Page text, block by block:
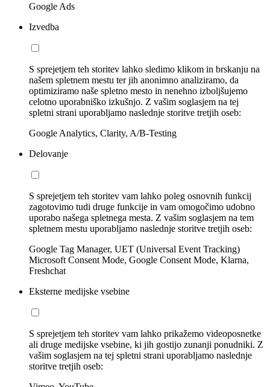
Google Ads
Izvedba
S sprejetjem teh storitev lahko sledimo klikom in brskanju na
našem spletnem mestu ter jih anonimno analiziramo, da
optimiziramo naše spletno mesto in nenehno izboljšujemo
celotno uporabniško izkušnjo. Z vašim soglasjem na tej
spletni strani uporabljamo naslednje storitve tretjih oseb:
Google Analytics, Clarity, A/B-Testing
Delovanje
S sprejetjem teh storitev vam lahko poleg osnovnih funkcij
zagotovimo tudi druge funkcije in vam omogočimo udobno
uporabo našega spletnega mesta. Z vašim soglasjem na tem
spletnem mestu uporabljamo naslednje storitve tretjih oseb:
Google Tag Manager, UET (Universal Event Tracking)
Microsoft Consent Mode, Google Consent Mode, Klarna,
Freshchat
Eksterne medijske vsebine
S sprejetjem teh storitev vam lahko prikažemo videoposnetke
ali druge medijske vsebine, ki jih gostijo zunanji ponudniki. Z
vašim soglasjem na tej spletni strani uporabljamo naslednje
storitve tretjih oseb: